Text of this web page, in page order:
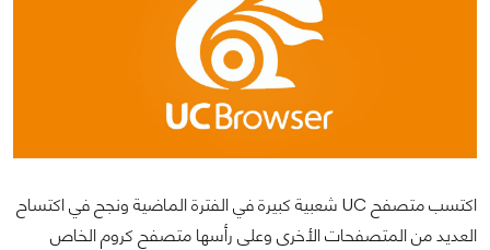
اكتسب متصفح UC شعبية كبيرة في الفترة الماضية ونجح في اكتساح
العديد من المتصفحات الأخرى وعلى رأسها متصفح كروم الخاص